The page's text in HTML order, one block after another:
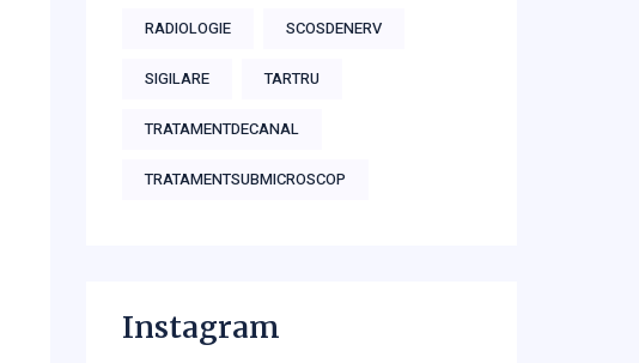
RADIOLOGIE SCOSDENERV
SIGILARE TARTRU
TRATAMENTDECANAL
TRATAMENTSUBMICROSCOP
Instagram